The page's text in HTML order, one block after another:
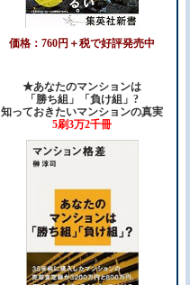
価格：760円＋税で好評発売中
★あなたのマンションは
「勝ち組」「負け組」?
知っておきたいマンションの真実
5刷3万2千冊